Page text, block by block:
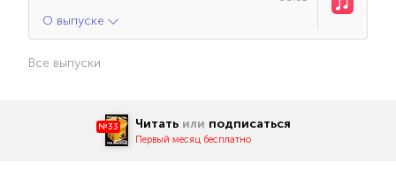
О выпуске
Все выпуски
№33 Читать или подписаться
Первый месяц бесплатно